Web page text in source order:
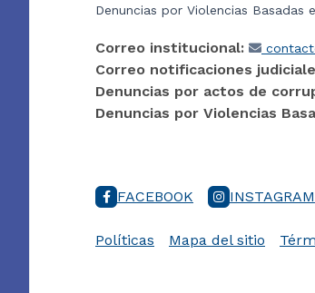
Denuncias por Violencias Basadas
Correo institucional:
Correo notificaciones
Denuncias por actos de
Denuncias por Violencias
FACEBOOK INSTAGRAM
Políticas Mapa del sitio